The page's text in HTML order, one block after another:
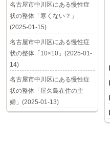
名古屋市中川区にある慢性症
状の整体「寒くない？」
(2025-01-15)
名古屋市中川区にある慢性症
状の整体「10×10」(2025-01-
14)
名古屋市中川区にある慢性症
状の整体「屋久島在住の主
婦」(2025-01-13)